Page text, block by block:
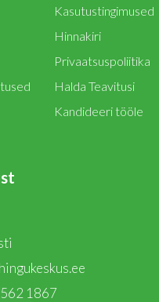
Kasutustingimused
Hinnakiri
Privaatsuspoliitika
Halda Teavitusi
Kandideeri tööle
1867